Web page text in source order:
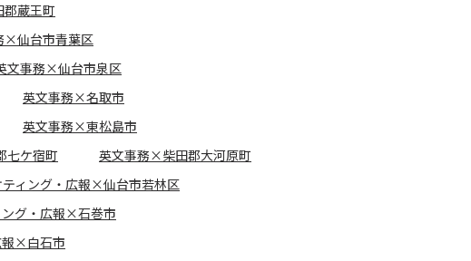
蔵王町
×仙台市青葉区
文事務×仙台市泉区
英文事務×名取市
英文事務×東松島市
七ケ宿町
英文事務×柴田郡大河原町
ティング・広報×仙台市若林区
ング・広報×石巻市
報×白石市